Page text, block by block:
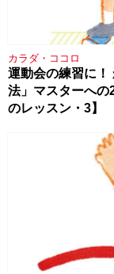
カラダ・ココロ
運動会の練習に！
法」マスターへの
のレッスン・3】